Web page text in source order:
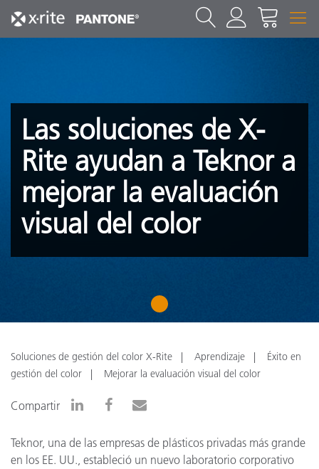
Las soluciones de X-
Rite ayudan a Teknor a
mejorar la evaluación
visual del color
1
Soluciones de gestión del color X-Rite Aprendizaje
Éxito en
gestión del color
Mejorar la evaluación visual del color
Compartir
Teknor, una de las empresas de plásticos privadas más grande
en los EE. UU., estableció un nuevo laboratorio corporativo